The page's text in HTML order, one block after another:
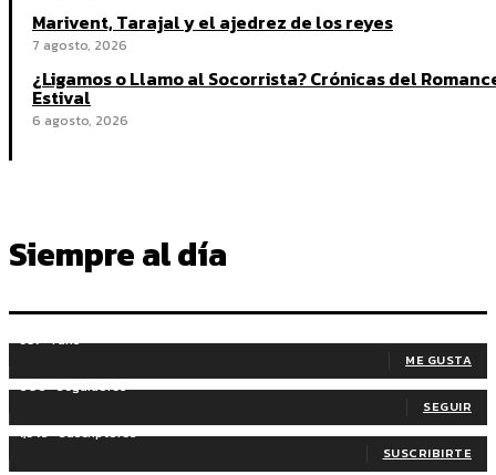
Marivent, Tarajal y el ajedrez de los reyes
7 agosto, 2026
¿Ligamos o Llamo al Socorrista? Crónicas del
Estival
6 agosto, 2026
Siempre al día
937 Fans
ME GUSTA
606 Seguidores
SEGUIR
1,345 Suscriptores
SUSCRIBIRTE